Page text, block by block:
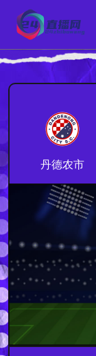
丹德农市